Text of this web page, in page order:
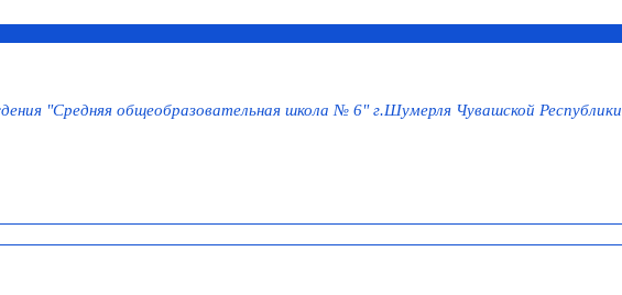
"Средняя общеобразовательная школа № 6" г.Шумерля Чувашской Республики